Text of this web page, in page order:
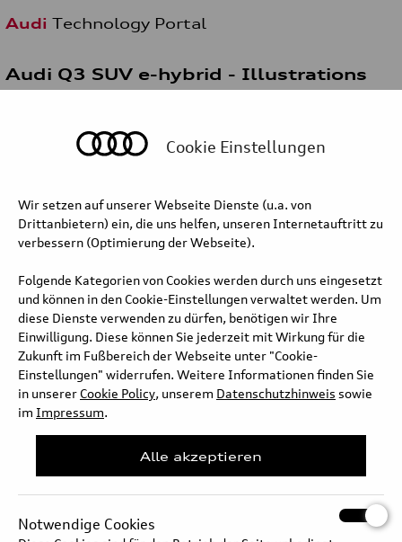
Audi Technology Portal
Audi Q3 SUV e-hybrid - Illustrations
Cookie Einstellungen
Wir setzen auf unserer Webseite Dienste (u.a. von
Drittanbietern) ein, die uns helfen, unseren Internetauftritt zu
verbessern (Optimierung der Webseite).
Folgende Kategorien von Cookies werden durch uns eingesetzt
und können in den Cookie-Einstellungen verwaltet werden. Um
diese Dienste verwenden zu dürfen, benötigen wir Ihre
Einwilligung. Diese können Sie jederzeit mit Wirkung für die
Zukunft im Fußbereich der Webseite unter "Cookie-
Einstellungen" widerrufen. Weitere Informationen finden Sie
in unserer Cookie Policy, unserem Datenschutzhinweis sowie
im Impressum.
Alle akzeptieren
Notwendige Cookies